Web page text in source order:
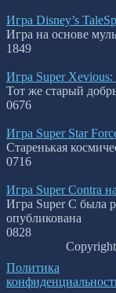
Игра Disney’s
Игра на основе
1849
Игра Super
Тот же старый
0676
Игра Super Star
Старенькая
0716
Игра Super Contra
Игра Super C была
опубликована
0828
Политика